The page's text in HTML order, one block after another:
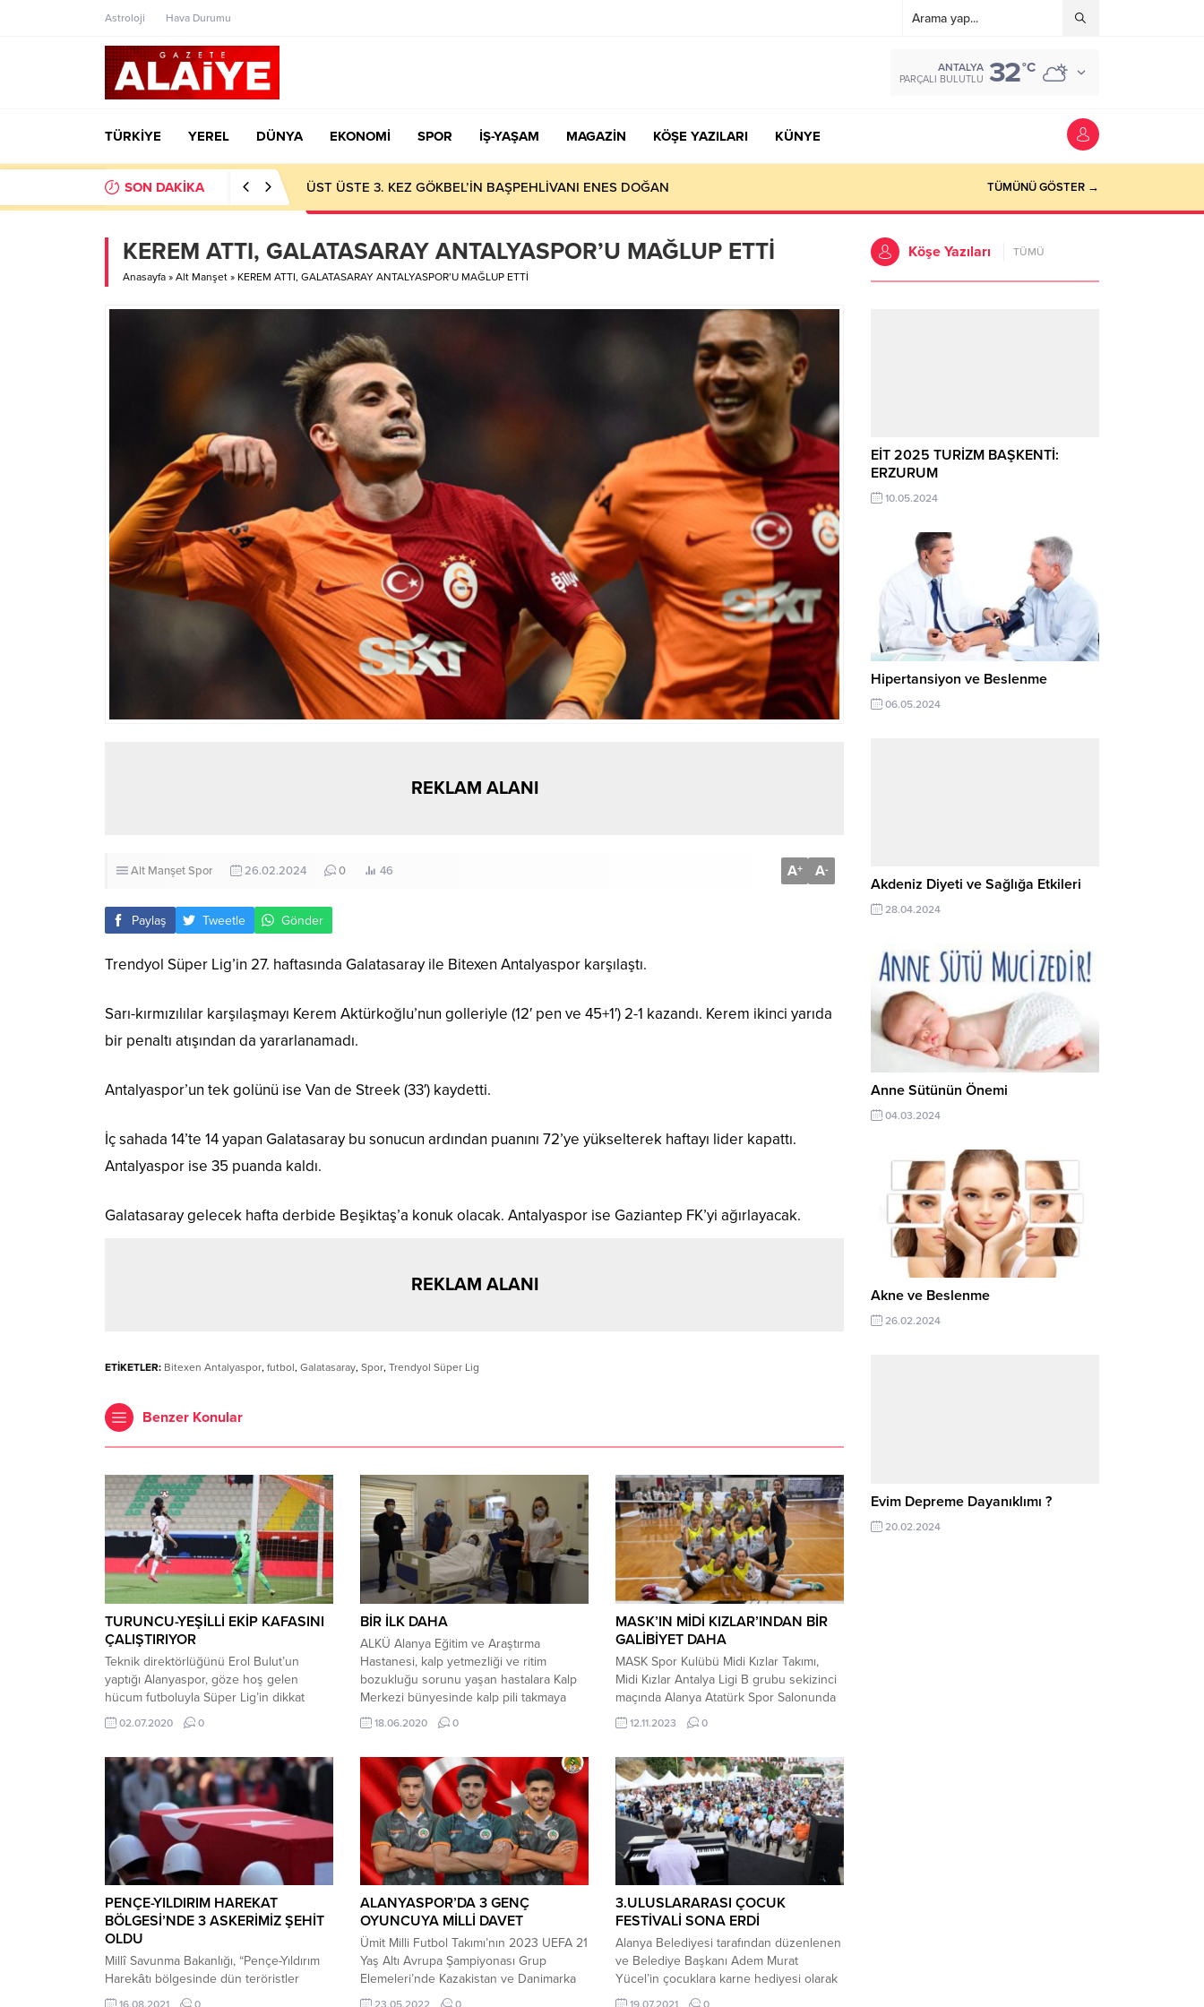
Astroloji Hava Durumu
ANTALYA
PARÇALI BULUTLU 32°C
TÜRKİYE YEREL DÜNYA EKONOMİ SPOR İŞ-YAŞAM MAGAZİN KÖŞE YAZILARI KÜNYE
SON DAKİKA ÜST ÜSTE 3. KEZ GÖKBEL’İN BAŞPEHLİVANI ENES DOĞAN TÜMÜNÜ GÖSTER →
KEREM ATTI, GALATASARAY ANTALYASPOR’U MAĞLUP ETTİ
Anasayfa » Alt Manşet » KEREM ATTI, GALATASARAY ANTALYASPOR’U MAĞLUP ETTİ
REKLAM ALANI
Alt ManşetSpor 26.02.2024 0 46 A+ A-
Paylaş Tweetle Gönder
Trendyol Süper Lig’in 27. haftasında Galatasaray ile Bitexen Antalyaspor karşılaştı.
Sarı-kırmızılılar karşılaşmayı Kerem Aktürkoğlu’nun golleriyle (12′ pen ve 45+1′) 2-1 kazandı. Kerem ikinci yarıda
bir penaltı atışından da yararlanamadı.
Antalyaspor’un tek golünü ise Van de Streek (33′) kaydetti.
İç sahada 14’te 14 yapan Galatasaray bu sonucun ardından puanını 72’ye yükselterek haftayı lider kapattı.
Antalyaspor ise 35 puanda kaldı.
Galatasaray gelecek hafta derbide Beşiktaş’a konuk olacak. Antalyaspor ise Gaziantep FK’yi ağırlayacak.
REKLAM ALANI
ETİKETLER: Bitexen Antalyaspor, futbol, Galatasaray, Spor, Trendyol Süper Lig
Benzer Konular
TURUNCU-YEŞİLLİ EKİP KAFASINI
ÇALIŞTIRIYOR
Teknik direktörlüğünü Erol Bulut’un
yaptığı Alanyaspor, göze hoş gelen
hücum futboluyla Süper Lig’in dikkat
çeken takımlarından. Ligin en fazla kafa
golü atan ikinci takımı olan turuncu-
göze çarpıyor Etkili futboluyla başarılı
sonuçlara imza atan Aytemiz Alanyaspor,
bu sezon futbolseverlere her türden gol
izletmeyi başardı. Kadrodaki
oyuncuların...
02.07.2020 0
BİR İLK DAHA
ALKÜ Alanya Eğitim ve Araştırma
Hastanesi, kalp yetmezliği ve ritim
bozukluğu sorunu yaşan hastalara Kalp
Merkezi bünyesinde kalp pili takmaya
başladı. Yenilikçi yüzü ve güçlenen
kadrosuyla birlikte ilçeye yeni sağlık
ALKÜ Alanya Eğitim ve Araştırma
Hastanesi’nden bir ilk daha. Kardiyoloji
Ana Bilim Dalı Başkanı ve Bölüm...
18.06.2020 0
MASK’IN MİDİ KIZLAR’INDAN BİR
GALİBİYET DAHA
MASK Spor Kulübü Midi Kızlar Takımı,
Midi Kızlar Antalya Ligi B grubu sekizinci
maçında Alanya Atatürk Spor Salonunda
Akdeniz Bilgi SK ile karşılaştı. Saat
18.00’da başlayan maçın ilk setini 25-12
22-18 alan MASK durumu 2-0 getirdi.
Üçüncü seti de 25-10 alan MASK, maçı...
12.11.2023 0
PENÇE-YILDIRIM HAREKAT
BÖLGESİ’NDE 3 ASKERİMİZ ŞEHİT
OLDU
Millî Savunma Bakanlığı, “Pençe-Yıldırım
Harekâtı bölgesinde dün teröristler
tarafından yerleştirilen EYP’nin patlaması
ALANYASPOR’DA 3 GENÇ
OYUNCUYA MİLLİ DAVET
Ümit Milli Futbol Takımı’nın 2023 UEFA 21
Yaş Altı Avrupa Şampiyonası Grup
Elemeleri’nde Kazakistan ve Danimarka
ile yapacağı maçların aday kadrosu belli
3.ULUSLARARASI ÇOCUK
FESTİVALİ SONA ERDİ
Alanya Belediyesi tarafından düzenlenen
ve Belediye Başkanı Adem Murat
Yücel’in çocuklara karne hediyesi olarak
armağan ettiği 3. Alanya Uluslararası
Köşe Yazıları TÜMÜ
EİT 2025 TURİZM BAŞKENTİ:
ERZURUM
10.05.2024
Hipertansiyon ve Beslenme
06.05.2024
Akdeniz Diyeti ve Sağlığa Etkileri
28.04.2024
Anne Sütünün Önemi
04.03.2024
Akne ve Beslenme
26.02.2024
Evim Depreme Dayanıklımı ?
20.02.2024